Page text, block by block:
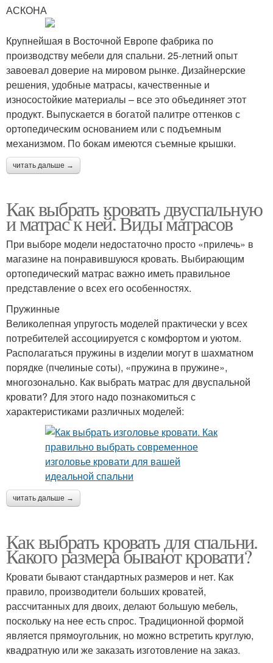
АСКОНА
Крупнейшая в Восточной Европе фабрика по
производству мебели для спальни. 25-летний опыт
завоевал доверие на мировом рынке. Дизайнерские
решения, удобные матрасы, качественные и
износостойкие материалы – все это объединяет этот
продукт. Выпускается в богатой палитре оттенков с
ортопедическим основанием или с подъемным
механизмом. По бокам имеются съемные крышки.
читать дальше →
Как выбрать кровать двуспальную
и матрас к ней. Виды матрасов
При выборе модели недостаточно просто «прилечь» в
магазине на понравившуюся кровать. Выбирающим
ортопедический матрас важно иметь правильное
представление о всех его особенностях.
Пружинные
Великолепная упругость моделей практически у всех
потребителей ассоциируется с комфортом и уютом.
Располагаться пружины в изделии могут в шахматном
порядке (пчелиные соты), «пружина в пружине»,
многозонально. Как выбрать матрас для двуспальной
кровати? Для этого надо познакомиться с
характеристиками различных моделей:
читать дальше →
Как выбрать кровать для спальни.
Какого размера бывают кровати?
Кровати бывают стандартных размеров и нет. Как
правило, производители больших кроватей,
рассчитанных для двоих, делают большую мебель,
поскольку на нее есть спрос. Традиционной формой
является прямоугольник, но можно встретить круглую,
квадратную или же заказать изготовление на заказ.